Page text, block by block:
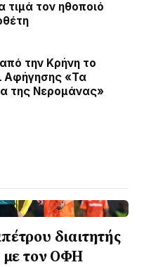
τιμά τον ηθοποιό
την Κρήνη το
Αφήγησης «Τα
της Νερομάνας»
διαιτητής
με τον ΟΦΗ